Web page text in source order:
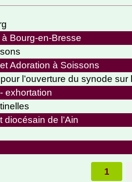
Bourg-en-Bresse
Adoration à Soissons
l’ouverture du synode sur
exhortation
de l’Ain
1